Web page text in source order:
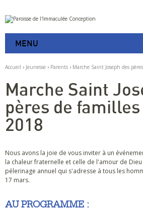
Aller
au
contenu.
à
navigation
Outils
personnels
MENU
Accueil › Jeunesse › Parents › Marche Saint Joseph des
Marche Saint
pères de
2018
Nous avons la joie de vous inviter à un
la chaleur fraternelle et celle de l'amour de Dieu
pélerinage annuel qui s'adresse à tous les
17 mars.
AU PROGRAMME :